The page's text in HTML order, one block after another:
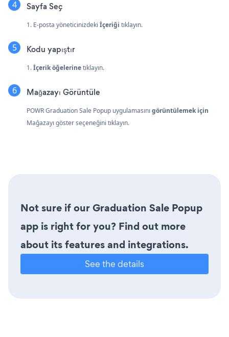
Sayfa Seç
1. E-posta yöneticinizdeki İçeriği tıklayın.
Kodu yapıştır
1.İçerik öğelerinetıklayın.
Mağazayı Görüntüle
POWR Graduation Sale Popup uygulamasını görüntülemek için
Mağazayı göster seçeneğini tıklayın.
Not sure if our Graduation Sale Popup
app is right for you? Find out more
about its features and integrations.
See the details